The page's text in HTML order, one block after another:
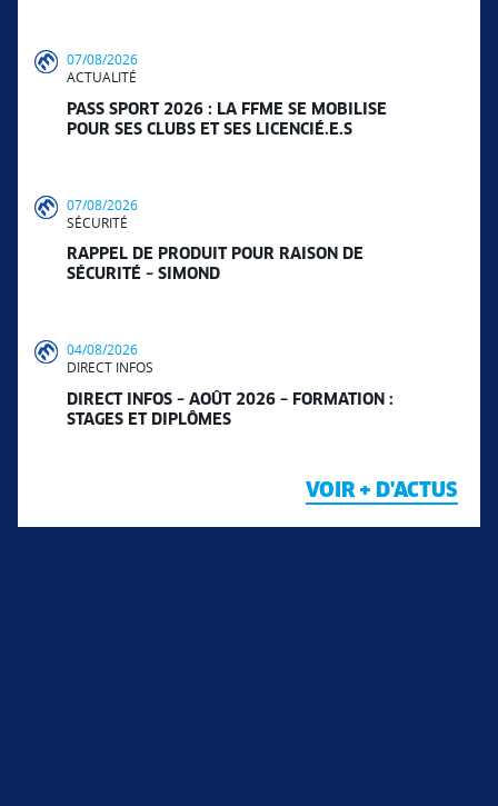
07/08/2026
ACTUALITÉ
PASS SPORT 2026 : LA FFME SE MOBILISE
POUR SES CLUBS ET SES LICENCIÉ.E.S
07/08/2026
SÉCURITÉ
RAPPEL DE PRODUIT POUR RAISON DE
SÉCURITÉ – SIMOND
04/08/2026
DIRECT INFOS
DIRECT INFOS – AOÛT 2026 – FORMATION :
STAGES ET DIPLÔMES
VOIR + D'ACTUS